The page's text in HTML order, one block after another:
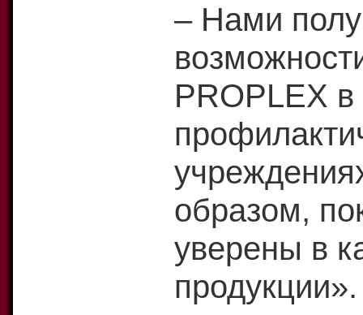
– Нами
PROPLEX
образом,
уверены в
продукции».